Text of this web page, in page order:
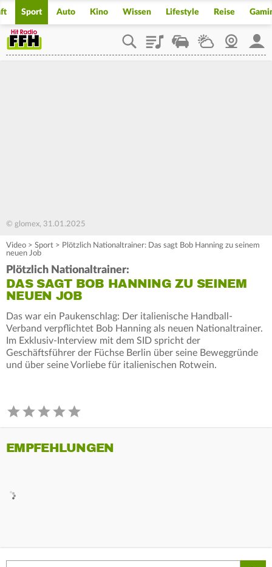
Sport Auto Kino Wissen Lifestyle Reise
PlaylistStaupilotWetterWebcam
© glomex, 31.01.2025
Video > Sport > Plötzlich Nationaltrainer: Das sagt Bob Hanning zu seinem
neuen Job
Plötzlich Nationaltrainer:
DAS SAGT BOB HANNING ZU SEINEM
NEUEN JOB
Das war ein Paukenschlag: Der italienische Handball-
Verband verpflichtet Bob Hanning als neuen Nationaltrainer.
Im Exklusiv-Interview mit dem SID spricht der
Geschäftsführer der Füchse Berlin über seine Beweggründe
und über seine Vorliebe für italienischen Rotwein.
EMPFEHLUNGEN